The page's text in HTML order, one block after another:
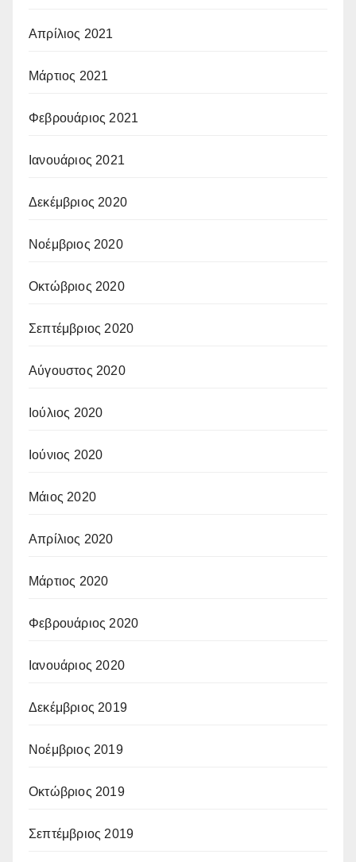
Απρίλιος 2021
Μάρτιος 2021
Φεβρουάριος 2021
Ιανουάριος 2021
Δεκέμβριος 2020
Νοέμβριος 2020
Οκτώβριος 2020
Σεπτέμβριος 2020
Αύγουστος 2020
Ιούλιος 2020
Ιούνιος 2020
Μάιος 2020
Απρίλιος 2020
Μάρτιος 2020
Φεβρουάριος 2020
Ιανουάριος 2020
Δεκέμβριος 2019
Νοέμβριος 2019
Οκτώβριος 2019
Σεπτέμβριος 2019